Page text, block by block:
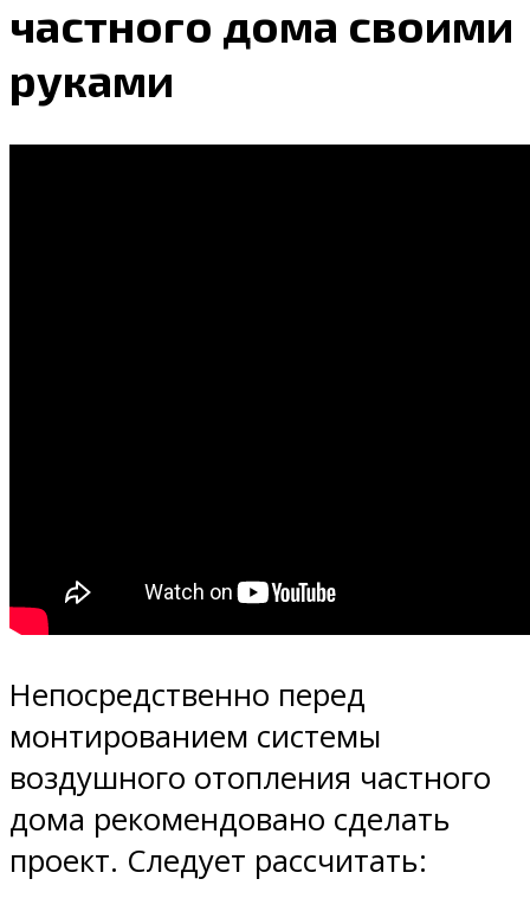
частного дома своими
руками
Непосредственно перед
монтированием системы
воздушного отопления частного
дома рекомендовано сделать
проект. Следует рассчитать: